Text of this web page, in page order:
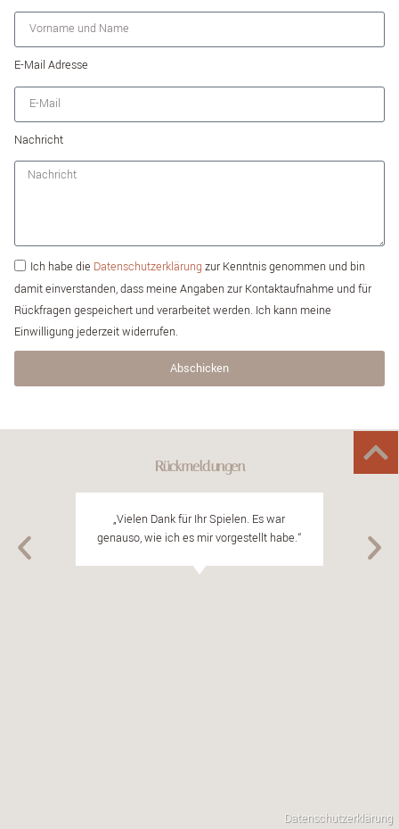
E-Mail Adresse
Nachricht
Ich habe die Datenschutzerklärung zur Kenntnis genommen und bin
damit einverstanden, dass meine Angaben zur Kontaktaufnahme und für
Rückfragen gespeichert und verarbeitet werden. Ich kann meine
Einwilligung jederzeit widerrufen.
Abschicken
Rückmeldungen
„Vielen Dank für Ihr Spielen. Es war
genauso, wie ich es mir vorgestellt habe.“
Datenschutzerklärung